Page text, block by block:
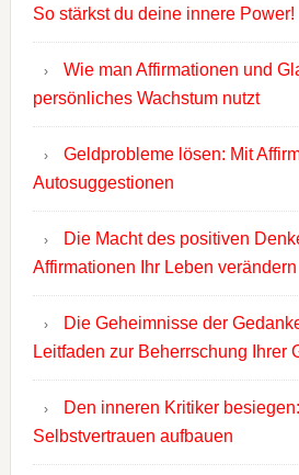
So stärkst du deine innere Power!
Wie man Affirmationen und
persönliches Wachstum nutzt
Geldprobleme lösen: Mit
Autosuggestionen
Die Macht des positiven
Affirmationen Ihr Leben verändern
Die Geheimnisse der
Leitfaden zur Beherrschung Ihrer
Den inneren Kritiker
Selbstvertrauen aufbauen